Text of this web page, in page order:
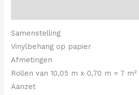
Samenstelling
Vinylbehang op papier
Afmetingen
Rollen van 10,05 m x 0,70 m = 7 m²
Aanzet